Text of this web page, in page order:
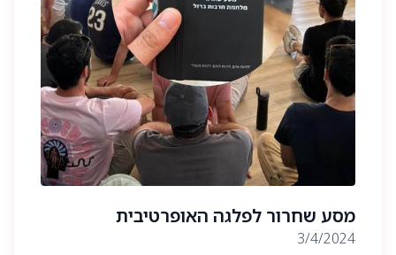
מסע שחרור לפלגה האופרטיבית
3/4/2024